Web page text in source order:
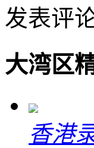
发表评
大湾区
香港